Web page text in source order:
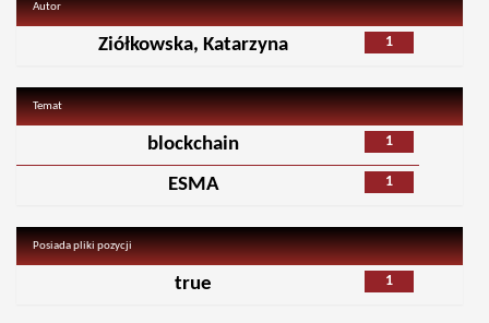
Autor
1
Ziółkowska, Katarzyna
Temat
1
blockchain
1
ESMA
Posiada pliki pozycji
1
true